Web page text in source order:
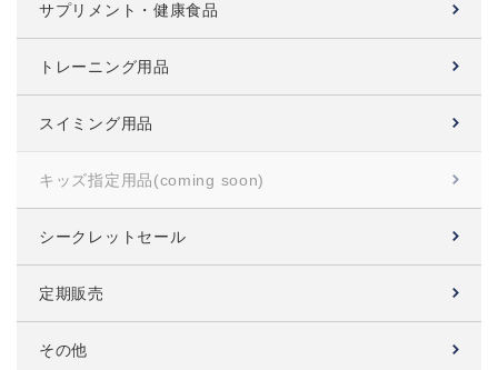
サプリメント・健康食品
トレーニング用品
スイミング用品
キッズ指定用品(coming soon)
シークレットセール
定期販売
その他